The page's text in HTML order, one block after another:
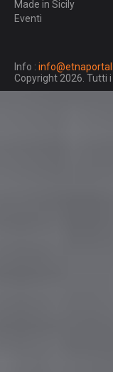
Made in Sicily
Eventi
Info :
Copyright 2026. Tutti